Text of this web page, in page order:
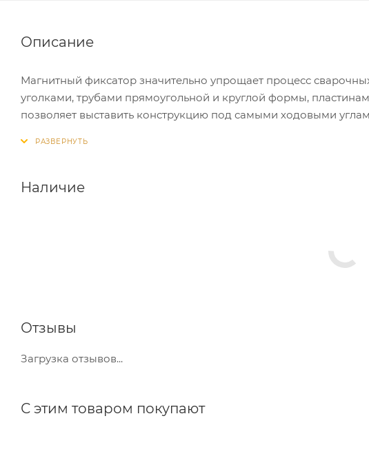
Описание
Магнитный фиксатор значительно упрощает процесс
уголками, трубами прямоугольной и круглой формы,
позволяет выставить конструкцию под самыми ходовыми
налет щеткой.
Наличие
Отзывы
Загрузка отзывов...
С этим товаром покупают